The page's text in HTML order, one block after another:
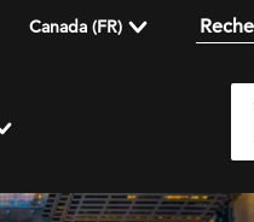
Canada (FR)